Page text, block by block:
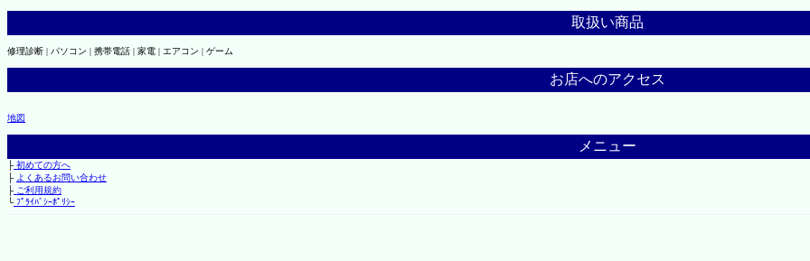
取扱い商品
修理診断 | パソコン | 携帯電話 | 家電 | エアコン | ゲーム
お店へのアクセス
地図
メニュー
├初めての方へ
├ よくあるお問い合わせ
├ご利用規約
└ﾌﾟﾗｲﾊﾞｼｰﾎﾟﾘｼｰ